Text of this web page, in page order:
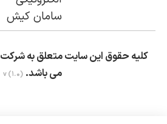
کلیه حقوق این سایت متعلق به شرکت
می باشد. v (1.0)بستن!